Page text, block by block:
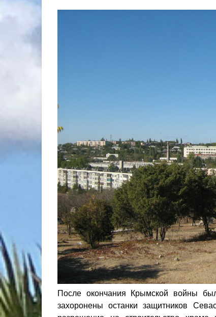
После окончания Крымской войны
захоронены останки защитников